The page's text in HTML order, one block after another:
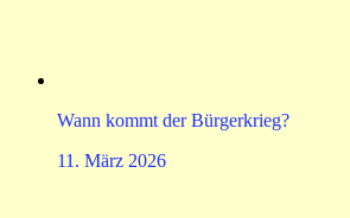
Wann kommt der Bürgerkrieg?
11. März 2026